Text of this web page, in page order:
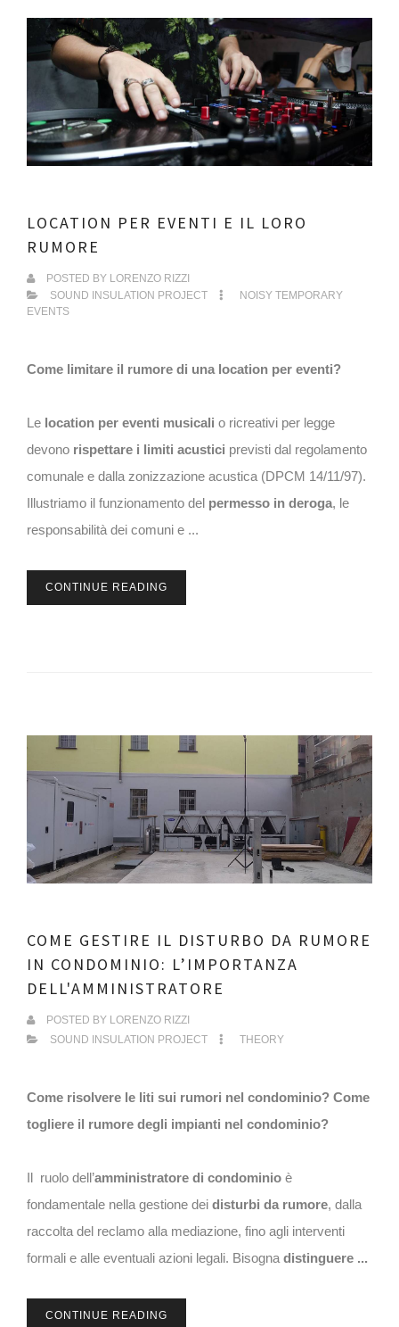
LOCATION PER EVENTI E IL LORO
RUMORE
POSTED BY LORENZO RIZZI
SOUND INSULATION PROJECT
NOISY TEMPORARY
EVENTS
Come limitare il rumore di una location per eventi?
Le location per eventi musicali o ricreativi per legge
devono rispettare i limiti acustici previsti dal regolamento
comunale e dalla zonizzazione acustica (DPCM 14/11/97).
Illustriamo il funzionamento del permesso in deroga, le
responsabilità dei comuni e ...
CONTINUE READING
COME GESTIRE IL DISTURBO DA RUMORE
IN CONDOMINIO: L’IMPORTANZA
DELL'AMMINISTRATORE
POSTED BY LORENZO RIZZI
SOUND INSULATION PROJECT
THEORY
Come risolvere le liti sui rumori nel condominio? Come
togliere il rumore degli impianti nel condominio?
Il ruolo dell’amministratore di condominio è
fondamentale nella gestione dei disturbi da rumore, dalla
raccolta del reclamo alla mediazione, fino agli interventi
formali e alle eventuali azioni legali. Bisogna distinguere ...
CONTINUE READING